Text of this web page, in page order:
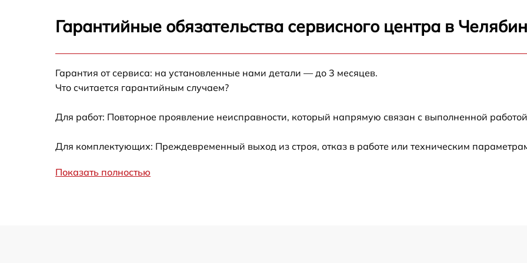
Замена вебкамеры от 60 мин
Настройка Wi-Fi от 90 мин
Замена тачпада
Гарантийные обязательства сервисного центра в
Гарантия от сервиса: на установленные нами детали — до 3 месяцев.
Что считается гарантийным случаем?
Для работ: Повторное проявление неисправности, который напрямую связан с выполненной
Для комплектующих: Преждевременный выход из строя, отказ в работе или техническим
Показать полностью